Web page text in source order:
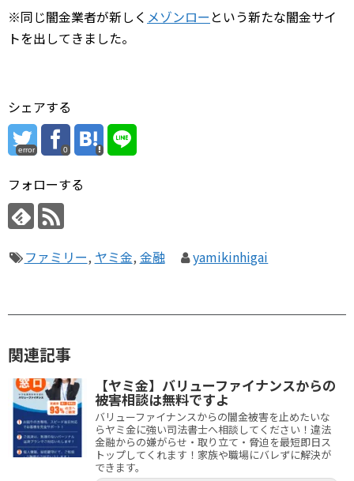
※同じ闇金業者が新しく メゾンロー という新たな闇金サイ
トを出してきました。
シェアする
error 0
フォローする
ファミリー, ヤミ金, 金融 yamikinhigai
関連記事
【ヤミ金】バリューファイナンスからの
被害相談は無料ですよ
バリューファイナンスからの闇金被害を止めたいな
らヤミ金に強い司法書士へ相談してください！違法
金融からの嫌がらせ・取り立て・脅迫を最短即日ス
トップしてくれます！家族や職場にバレずに解決が
できます。